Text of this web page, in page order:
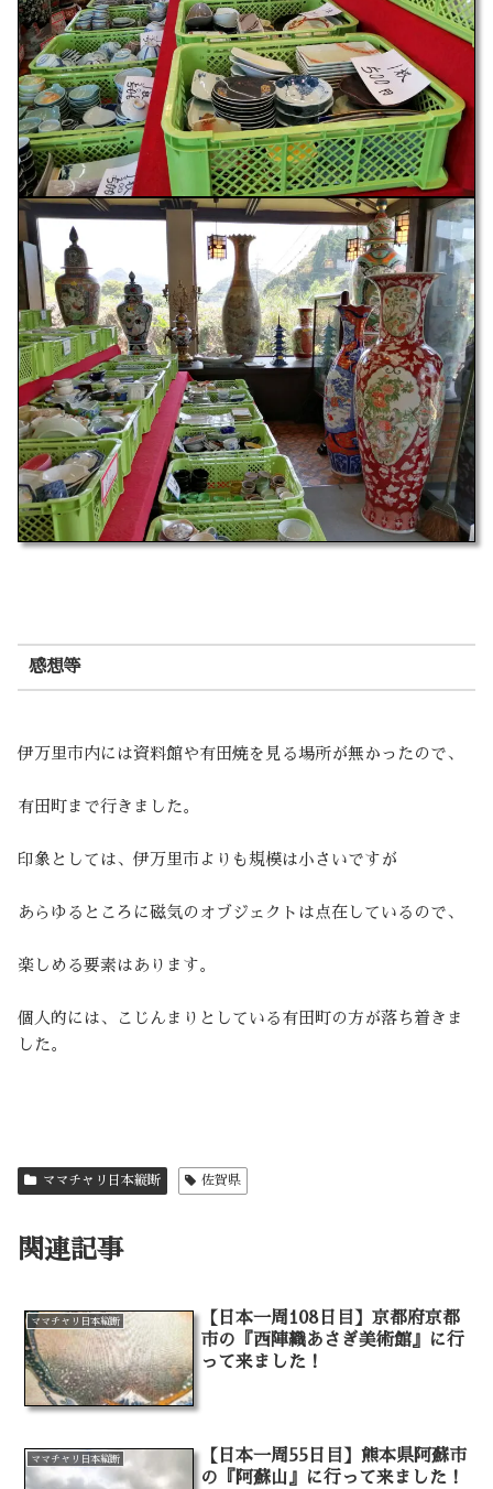
感想等
伊万里市内には資料館や有田焼を見る場所が無かったので、
有田町まで行きました。
印象としては、伊万里市よりも規模は小さいですが
あらゆるところに磁気のオブジェクトは点在しているので、
楽しめる要素はあります。
個人的には、こじんまりとしている有田町の方が落ち着きま
した。
ママチャリ日本縦断 佐賀県
関連記事
ママチャリ日本縦断
【日本一周108日目】京都府京都
市の『西陣織あさぎ美術館』に行
って来ました！
ママチャリ日本縦断
【日本一周55日目】熊本県阿蘇市
の『阿蘇山』に行って来ました！